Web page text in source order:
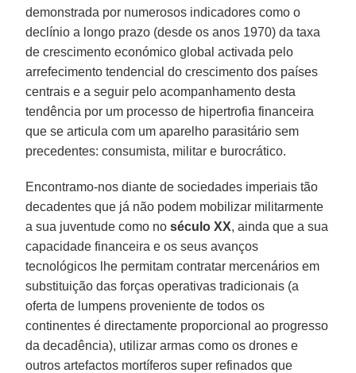
demonstrada por numerosos indicadores como o
declínio a longo prazo (desde os anos 1970) da taxa
de crescimento económico global activada pelo
arrefecimento tendencial do crescimento dos países
centrais e a seguir pelo acompanhamento desta
tendência por um processo de hipertrofia financeira
que se articula com um aparelho parasitário sem
precedentes: consumista, militar e burocrático.
Encontramo-nos diante de sociedades imperiais tão
decadentes que já não podem mobilizar militarmente
a sua juventude como noséculo XX, ainda que a sua
capacidade financeira e os seus avanços
tecnológicos lhe permitam contratar mercenários em
substituição das forças operativas tradicionais (a
oferta de lumpens proveniente de todos os
continentes é directamente proporcional ao progresso
da decadência), utilizar armas como os drones e
outros artefactos mortíferos super refinados que